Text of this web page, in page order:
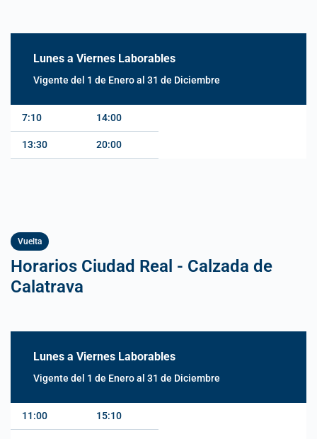
Lunes a Viernes Laborables
Vigente del 1 de Enero al 31 de Diciembre
7:10
13:30
14:00
20:00
Horarios Ciudad Real - Calzada de
Calatrava
Vuelta
Lunes a Viernes Laborables
Vigente del 1 de Enero al 31 de Diciembre
11:00 15:10